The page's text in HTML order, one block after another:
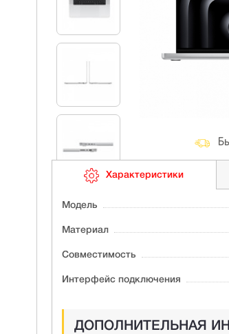
Характеристики
Модель
Материал
Совместимость
Интерфейс подключения
ДОПОЛНИТЕЛЬНАЯ